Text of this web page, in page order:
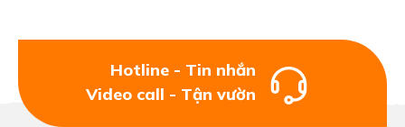
Hotline - Tin nhắn
Video call - Tận vườn